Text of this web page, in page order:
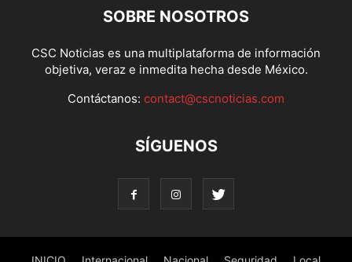
SOBRE NOSOTROS
CSC Noticias es una multiplataforma de información
objetiva, veraz e inmedita hecha desde México.
Contáctanos: contact@cscnoticias.com
SÍGUENOS